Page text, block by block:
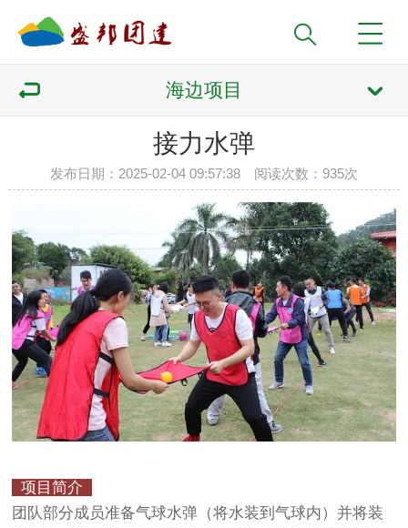
海边项目
接力水弹
发布日期：2025-02-04 09:57:38 阅读次数： 935次
项目简介
团队部分成员准备气球水弹（将水装到气球内）并将装